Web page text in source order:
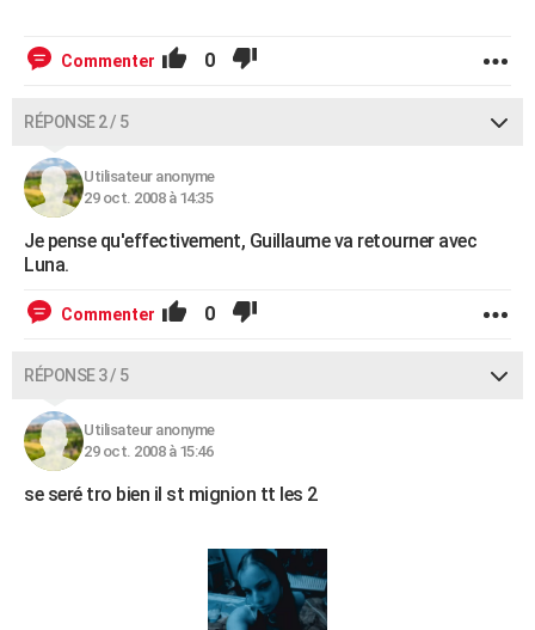
Bricolage
Lifestyle
Culture
Sport
Auto
Television
Voyage
Cinema
Commenter 0
RÉPONSE 2 / 5
Utilisateur anonyme
29 oct. 2008 à 14:35
Je pense qu'effectivement, Guillaume va retourner avec
Luna.
Commenter 0
RÉPONSE 3 / 5
Utilisateur anonyme
29 oct. 2008 à 15:46
se seré tro bien il st mignion tt les 2